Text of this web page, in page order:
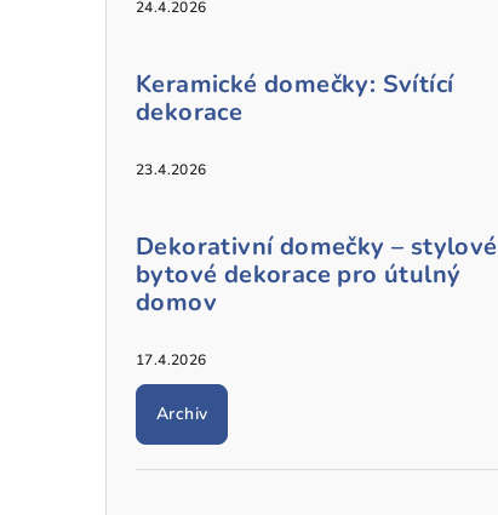
24.4.2026
Keramické domečky: Svítící
dekorace
23.4.2026
Dekorativní domečky – stylové
bytové dekorace pro útulný
domov
17.4.2026
Archiv